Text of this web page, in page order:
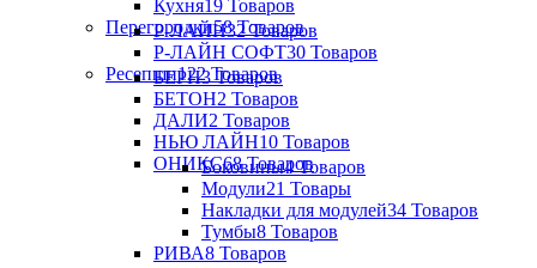
Кухня19 Товаров
Перегородки58 Товаров
Р-ЛАЙН32 Товаров
Р-ЛАЙН СОФТ30 Товаров
Ресепшн122 Товаров
БЕРН3 Товаров
БЕТОН2 Товаров
ДАЛИ2 Товаров
НЬЮ ЛАЙН10 Товаров
ОНИКС68 Товаров
Боковины4 Товаров
Модули21 Товары
Накладки для модулей34 Товаров
Тумбы8 Товаров
РИВА8 Товаров